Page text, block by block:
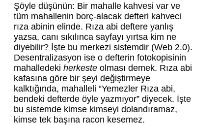
Şöyle düşünün: Bir mahalle kahvesi var ve
tüm mahallenin borç-alacak defteri kahveci
rıza abinin elinde. Rıza abi deftere yanlış
yazsa, canı sıkılınca sayfayı yırtsa kim ne
diyebilir? İşte bu merkezi sistemdir (Web 2.0).
Desentralizasyon ise o defterin fotokopisinin
mahalledeki herkeste olması demek. Rıza abi
kafasına göre bir şeyi değiştirmeye
kalktığında, mahalleli “Yemezler Rıza abi,
bendeki defterde öyle yazmıyor” diyecek. İşte
bu sistemde kimse kimseyi dolandıramaz,
kimse tek başına racon kesemez.